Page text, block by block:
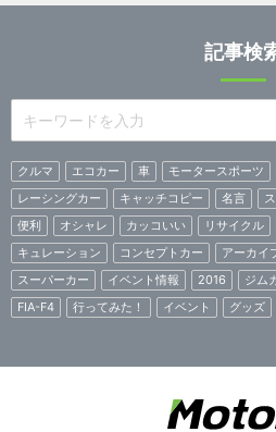
記事検
クルマ エコカー 車 モータースポーツ
レーシングカー
キャッチコピー 名言
便利
オシャレ カッコいい リサイクル
キュレーション
コンセプトカー アーカイ
スーパーカー
イベント情報 2016 ジム
FIA-F4
行ってみた！ イベント グッズ